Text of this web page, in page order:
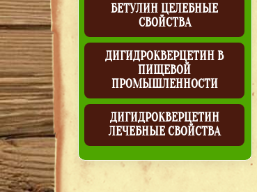
БЕТУЛИН ЦЕЛЕБНЫЕ
СВОЙСТВА
ДИГИДРОКВЕРЦЕТИН В
ПИЩЕВОЙ
ПРОМЫШЛЕННОСТИ
ДИГИДРОКВЕРЦЕТИН
ЛЕЧЕБНЫЕ СВОЙСТВА